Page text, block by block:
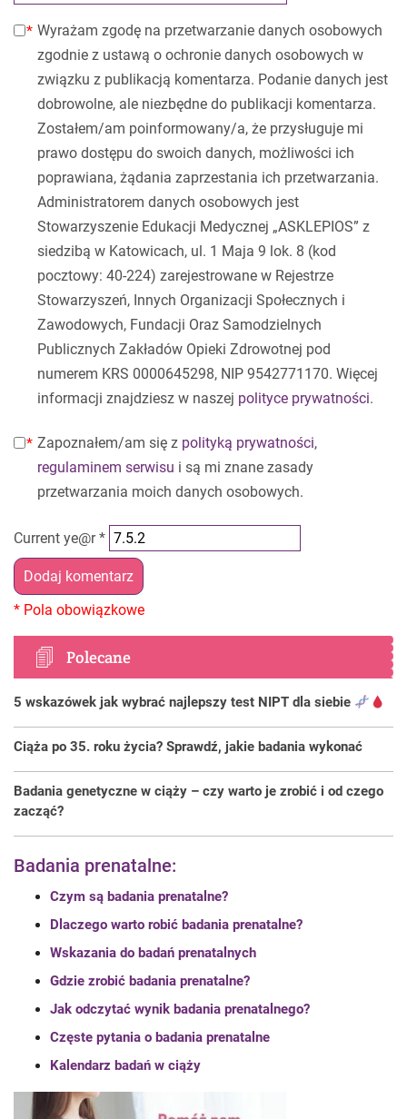
Wyrażam zgodę na przetwarzanie danych osobowych
zgodnie z ustawą o ochronie danych osobowych w
związku z publikacją komentarza. Podanie danych jest
dobrowolne, ale niezbędne do publikacji komentarza.
Zostałem/am poinformowany/a, że przysługuje mi
prawo dostępu do swoich danych, możliwości ich
poprawiana, żądania zaprzestania ich przetwarzania.
Administratorem danych osobowych jest
Stowarzyszenie Edukacji Medycznej „ASKLEPIOS” z
siedzibą w Katowicach, ul. 1 Maja 9 lok. 8 (kod
pocztowy: 40-224) zarejestrowane w Rejestrze
Stowarzyszeń, Innych Organizacji Społecznych i
Zawodowych, Fundacji Oraz Samodzielnych
Publicznych Zakładów Opieki Zdrowotnej pod
numerem KRS 0000645298, NIP 9542771170. Więcej
informacji znajdziesz w naszej polityce prywatności.
Zapoznałem/am się z polityką prywatności,
regulaminem serwisu i są mi znane zasady
przetwarzania moich danych osobowych.
Current ye@r*
Polecane
5 wskazówek jak wybrać najlepszy test NIPT dla siebie
Ciąża po 35. roku życia? Sprawdź, jakie badania wykonać
Badania genetyczne w ciąży – czy warto je zrobić i od czego
zacząć?
Badania prenatalne:
Czym są badania prenatalne?
Dlaczego warto robić badania prenatalne?
Wskazania do badań prenatalnych
Gdzie zrobić badania prenatalne?
Jak odczytać wynik badania prenatalnego?
Częste pytania o badania prenatalne
Kalendarz badań w ciąży